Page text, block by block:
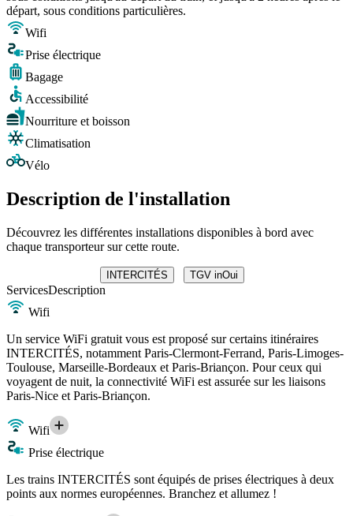
départ, sous conditions particulières.
Wifi
Prise électrique
Bagage
Accessibilité
Nourriture et boisson
Climatisation
Vélo
Description de l'installation
Découvrez les différentes installations disponibles à bord avec
chaque transporteur sur cette route.
INTERCITÉS TGV inOui
ServicesDescription
Wifi
Un service WiFi gratuit vous est proposé sur certains itinéraires
INTERCITÉS, notamment Paris-Clermont-Ferrand, Paris-Limoges-
Toulouse, Marseille-Bordeaux et Paris-Briançon. Pour ceux qui
voyagent de nuit, la connectivité WiFi est assurée sur les liaisons
Paris-Nice et Paris-Briançon.
Wifi
Prise électrique
Les trains INTERCITÉS sont équipés de prises électriques à deux
points aux normes européennes. Branchez et allumez !